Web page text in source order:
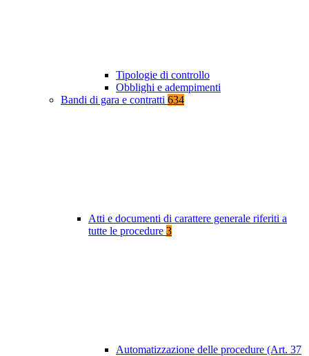
Tipologie di controllo
Obblighi e adempimenti
Bandi di gara e contratti 634
Atti e documenti di carattere generale riferiti a
tutte le procedure 3
Automatizzazione delle procedure (Art. 37